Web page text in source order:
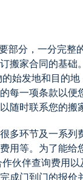
部分，一分完整
搬家合同的基
始发地和目的
每一项条款以
随时联系您的搬
多环节及一系列
用等。为了能
伙伴查询费用
成门到门的报价